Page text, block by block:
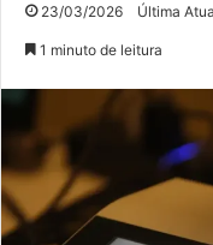
23/03/2026 Última
1 minuto de leitura